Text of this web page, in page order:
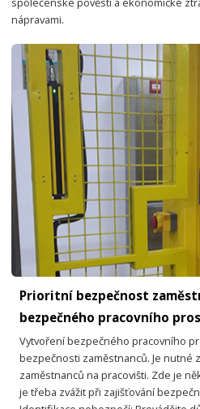
nápravami.
Prioritní bezpečnost
bezpečného pracovního
Vytvoření bezpečného pracovního
bezpečnosti zaměstnanců. Je nutné
zaměstnanců na pracovišti. Zde je
je třeba zvážit při zajišťování